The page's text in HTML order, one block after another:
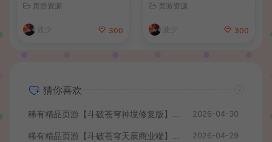
页游资源
波少 300
+外网教程
页游资源
波少 300
猜你喜欢
稀有精品页游【斗破苍穹神境修复版】最新整理单机一键即玩镜像端+Linux手工服务端+管理后台+详细搭建教程 2026-04-30
稀有精品页游【斗破苍穹天辰商业端】最新整理单机一键即玩镜像端+Linux手工服务端+管理后台+详细搭建教程+视频教程 2026-04-29